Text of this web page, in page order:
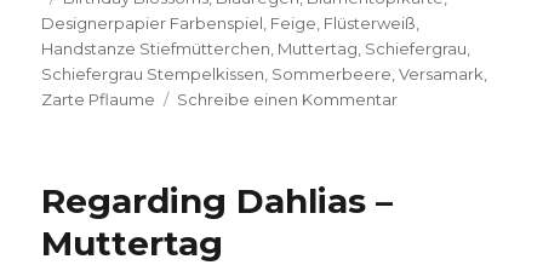
Designerpapier Farbenspiel Feige Flüsterweiß
Handstanze Stiefmütterchen Muttertag Schiefergrau
Schiefergrau Stempelkissen Sommerbeere ,Versamark
Zarte Pflaume
Schreibe einen Kommentarzu
Regarding Dahlias –
Muttertag